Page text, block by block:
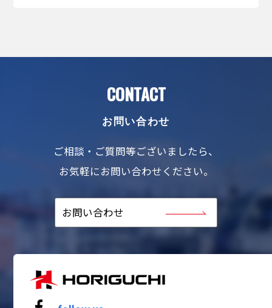
CONTACT
お問い合わせ
ご相談・ご質問等ございましたら、
お気軽にお問い合わせください。
お問い合わせ